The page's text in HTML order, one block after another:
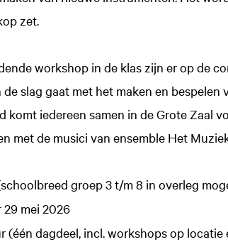
zet.
workshop in de klas zijn er op de
de slag gaat met het maken en
komt iedereen samen in de Grote Zaal
met de musici van ensemble Het
groep 3 t/m 8 in overleg
mei 2026
(één dagdeel, incl. workshops op